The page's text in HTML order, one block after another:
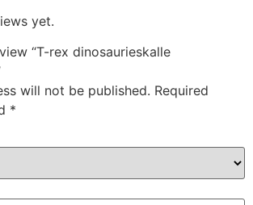
yet.
“T-rex dinosaurieskalle
will not be published. Required
*